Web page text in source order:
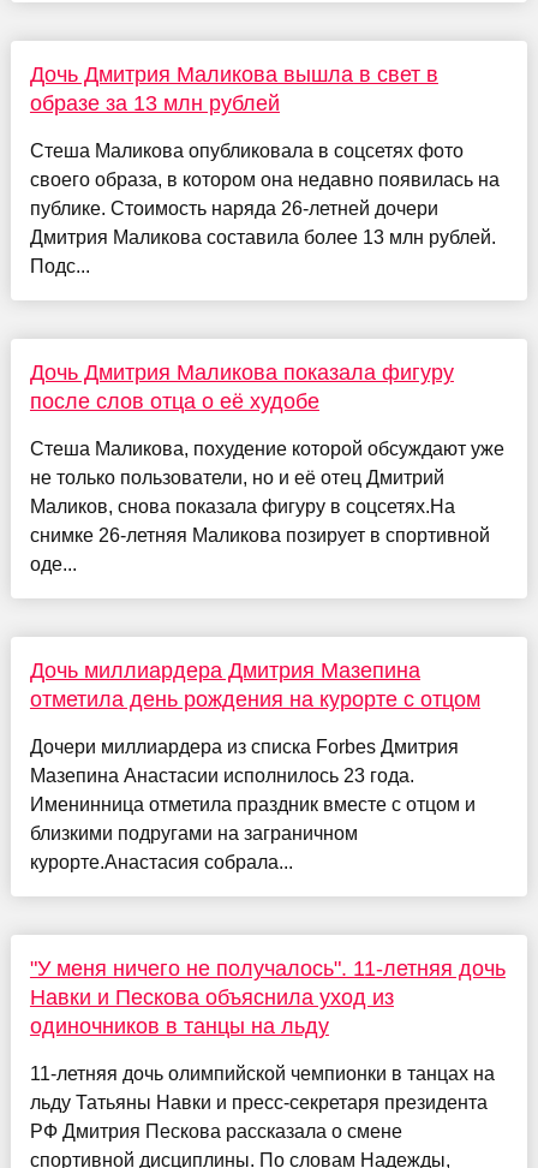
Дочь Дмитрия Маликова вышла в свет в
образе за 13 млн рублей
Стеша Маликова опубликовала в соцсетях фото
своего образа, в котором она недавно появилась на
публике. Стоимость наряда 26-летней дочери
Дмитрия Маликова составила более 13 млн рублей.
Подс...
Дочь Дмитрия Маликова показала фигуру
после слов отца о её худобе
Стеша Маликова, похудение которой обсуждают уже
не только пользователи, но и её отец Дмитрий
Маликов, снова показала фигуру в соцсетях.На
снимке 26-летняя Маликова позирует в спортивной
оде...
Дочь миллиардера Дмитрия Мазепина
отметила день рождения на курорте с отцом
Дочери миллиардера из списка Forbes Дмитрия
Мазепина Анастасии исполнилось 23 года.
Именинница отметила праздник вместе с отцом и
близкими подругами на заграничном
курорте.Анастасия собрала...
"У меня ничего не получалось". 11-летняя дочь
Навки и Пескова объяснила уход из
одиночников в танцы на льду
11-летняя дочь олимпийской чемпионки в танцах на
льду Татьяны Навки и пресс-секретаря президента
РФ Дмитрия Пескова рассказала о смене
спортивной дисциплины. По словам Надежды,